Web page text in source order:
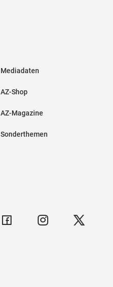
Mediadaten
AZ-Shop
AZ-Magazine
Sonderthemen